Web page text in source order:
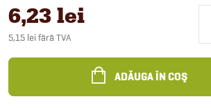
6,23 lei
5,15 lei fără TVA
preţ:
ADĂUGA ÎN COŞ